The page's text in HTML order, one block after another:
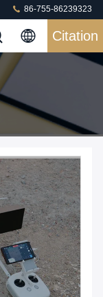
86-755-86239323
Citation